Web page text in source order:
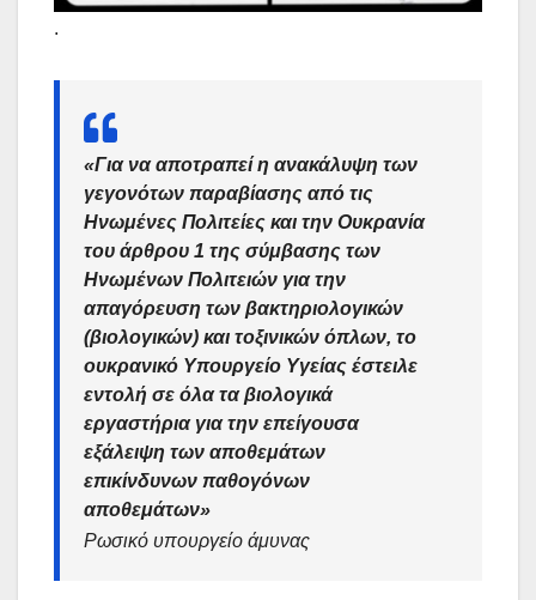
.
«Για να αποτραπεί η ανακάλυψη των
γεγονότων παραβίασης από τις
Ηνωμένες Πολιτείες και την Ουκρανία
του άρθρου 1 της σύμβασης των
Ηνωμένων Πολιτειών για την
απαγόρευση των βακτηριολογικών
(βιολογικών) και τοξινικών όπλων, το
ουκρανικό Υπουργείο Υγείας έστειλε
εντολή σε όλα τα βιολογικά
εργαστήρια για την επείγουσα
εξάλειψη των αποθεμάτων
επικίνδυνων παθογόνων
αποθεμάτων»
Ρωσικό υπουργείο άμυνας